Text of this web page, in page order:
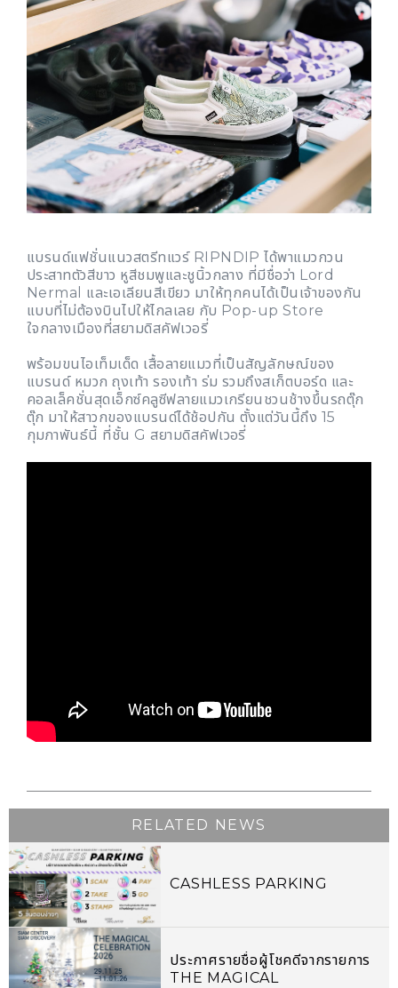
แบรนด์แฟชั่นแนวสตรีทแวร์ RIPNDIP ได้พาแมวกวน
ประสาทตัวสีขาว หูสีชมพูและชูนิ้วกลาง ที่มีชื่อว่า Lord
Nermal และเอเลียนสีเขียว มาให้ทุกคนได้เป็นเจ้าของกัน
แบบที่ไม่ต้องบินไปให้ไกลเลย กับ Pop-up Store
ใจกลางเมืองที่สยามดิสคัฟเวอรี่
พร้อมขนไอเท็มเด็ด เสื้อลายแมวที่เป็นสัญลักษณ์ของ
แบรนด์ หมวก ถุงเท้า รองเท้า ร่ม รวมถึงสเก็ตบอร์ด และ
คอลเล็คชั่นสุดเอ็กซ์คลูซีฟลายแมวเกรียนชวนช้างขึ้นรถตุ๊ก
ตุ๊ก มาให้สาวกของแบรนด์ได้ช้อปกัน ตั้งแต่วันนี้ถึง 15
กุมภาพันธ์นี้ ที่ชั้น G สยามดิสคัฟเวอรี่
RELATED NEWS
CASHLESS PARKING
ประกาศรายชื่อผู้โชคดีจากรายการ
THE MAGICAL